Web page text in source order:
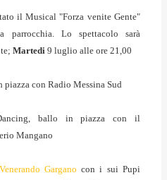
il Musical "Forza venite Gente"
parrocchia. Lo spettacolo sarà
Martedi 9 luglio alle ore 21,00
con Radio Messina Sud
ballo in piazza con il
Mangano
Venerando Gargano con i sui Pupi